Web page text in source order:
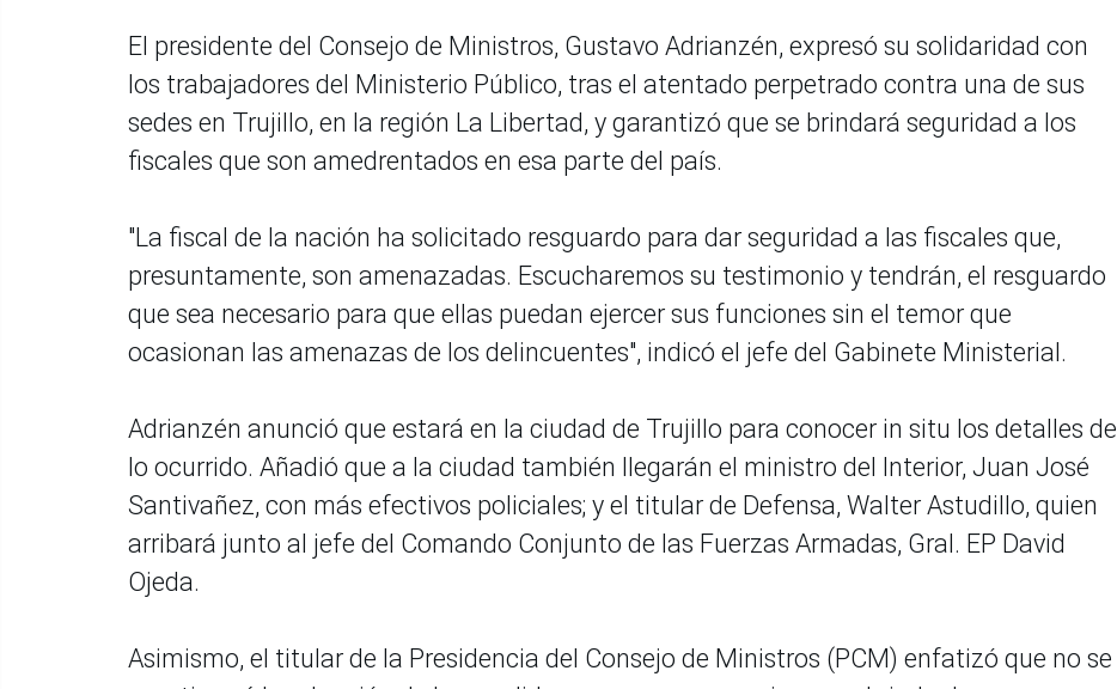
El presidente del Consejo de Ministros, Gustavo Adrianzén, expresó su solidaridad con
los trabajadores del Ministerio Público, tras el atentado perpetrado contra una de sus
sedes en Trujillo, en la región La Libertad, y garantizó que se brindará seguridad a los
fiscales que son amedrentados en esa parte del país.
"La fiscal de la nación ha solicitado resguardo para dar seguridad a las fiscales que,
presuntamente, son amenazadas. Escucharemos su testimonio y tendrán, el resguardo
que sea necesario para que ellas puedan ejercer sus funciones sin el temor que
ocasionan las amenazas de los delincuentes", indicó el jefe del Gabinete Ministerial.
Adrianzén anunció que estará en la ciudad de Trujillo para conocer in situ los detalles de
lo ocurrido. Añadió que a la ciudad también llegarán el ministro del Interior, Juan José
Santivañez, con más efectivos policiales; y el titular de Defensa, Walter Astudillo, quien
arribará junto al jefe del Comando Conjunto de las Fuerzas Armadas, Gral. EP David
Ojeda.
Asimismo, el titular de la Presidencia del Consejo de Ministros (PCM) enfatizó que no se